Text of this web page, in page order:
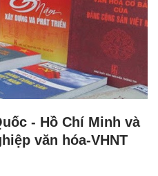
- Hồ Chí Minh và
văn hóa-VHNT